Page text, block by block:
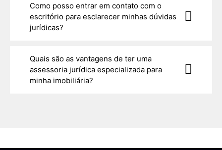
Como posso entrar em contato com o
escritório para esclarecer minhas dúvidas
jurídicas?
Quais são as vantagens de ter uma
assessoria jurídica especializada para
minha imobiliária?